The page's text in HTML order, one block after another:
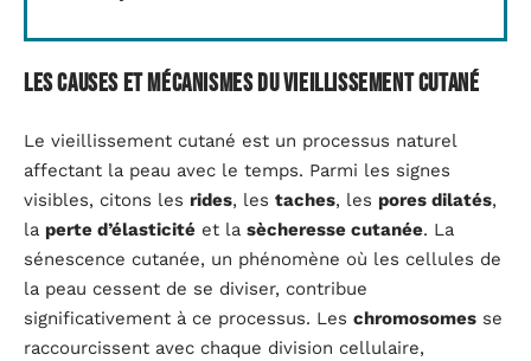
Les causes et mécanismes du vieillissement cutané
Le vieillissement cutané est un processus naturel
affectant la peau avec le temps. Parmi les signes
visibles, citons les rides, les taches, les pores dilatés,
la perte d’élasticité et la sècheresse cutanée. La
sénescence cutanée, un phénomène où les cellules de
la peau cessent de se diviser, contribue
significativement à ce processus. Les chromosomes se
raccourcissent avec chaque division cellulaire,